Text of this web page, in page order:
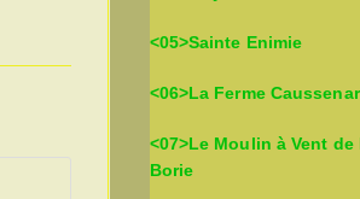
<05>Sainte Enimie
<06>La Ferme
<07>Le Moulin à Vent de
Borie